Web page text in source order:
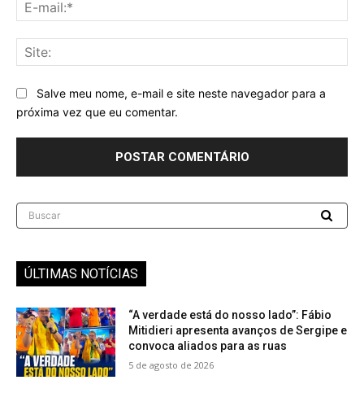
Salve meu nome, e-mail e site neste navegador para a
próxima vez que eu comentar.
Buscar
ÚLTIMAS NOTÍCIAS
“A verdade está do nosso lado”: Fábio
Mitidieri apresenta avanços de Sergipe e
convoca aliados para as ruas
5 de agosto de 2026